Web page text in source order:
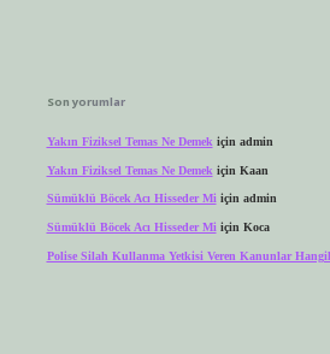
Son yorumlar
Yakın Fiziksel Temas Ne Demek için admin
Yakın Fiziksel Temas Ne Demek için Kaan
Sümüklü Böcek Acı Hisseder Miiçin admin
Sümüklü Böcek Acı Hisseder Mi için Koca
Polise Silah Kullanma Yetkisi Veren Kanunlar